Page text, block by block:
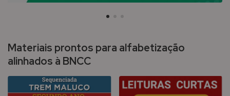
Materiais prontos para alfabetização
alinhados à BNCC